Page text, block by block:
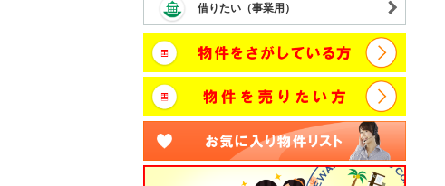
借りたい（事業用）